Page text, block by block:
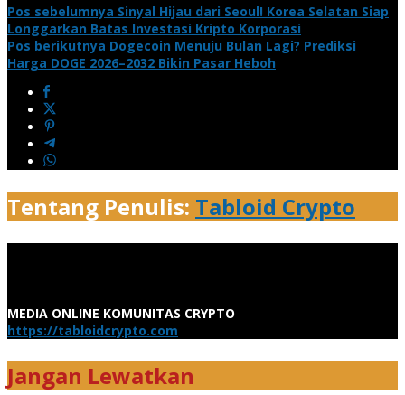
Pos sebelumnya Sinyal Hijau dari Seoul! Korea Selatan Siap
Longgarkan Batas Investasi Kripto Korporasi
Pos berikutnya Dogecoin Menuju Bulan Lagi? Prediksi
Harga DOGE 2026–2032 Bikin Pasar Heboh
Tentang Penulis: Tabloid Crypto
MEDIA ONLINE KOMUNITAS CRYPTO
https://tabloidcrypto.com
Jangan Lewatkan